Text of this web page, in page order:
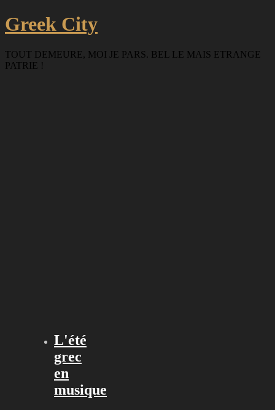
Greek City
TOUT DEMEURE, MOI JE PARS. BEL LE MAIS ETRANGE
PATRIE !
L'été
grec
en
musique